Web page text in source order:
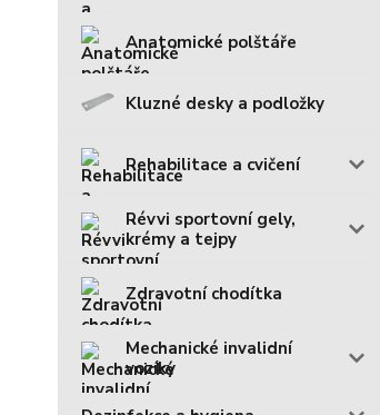
Anatomické polštáře
Kluzné desky a podložky
Rehabilitace a cvičení
Révvi sportovní gely,
krémy a tejpy
Zdravotní chodítka
Mechanické invalidní
vozíky